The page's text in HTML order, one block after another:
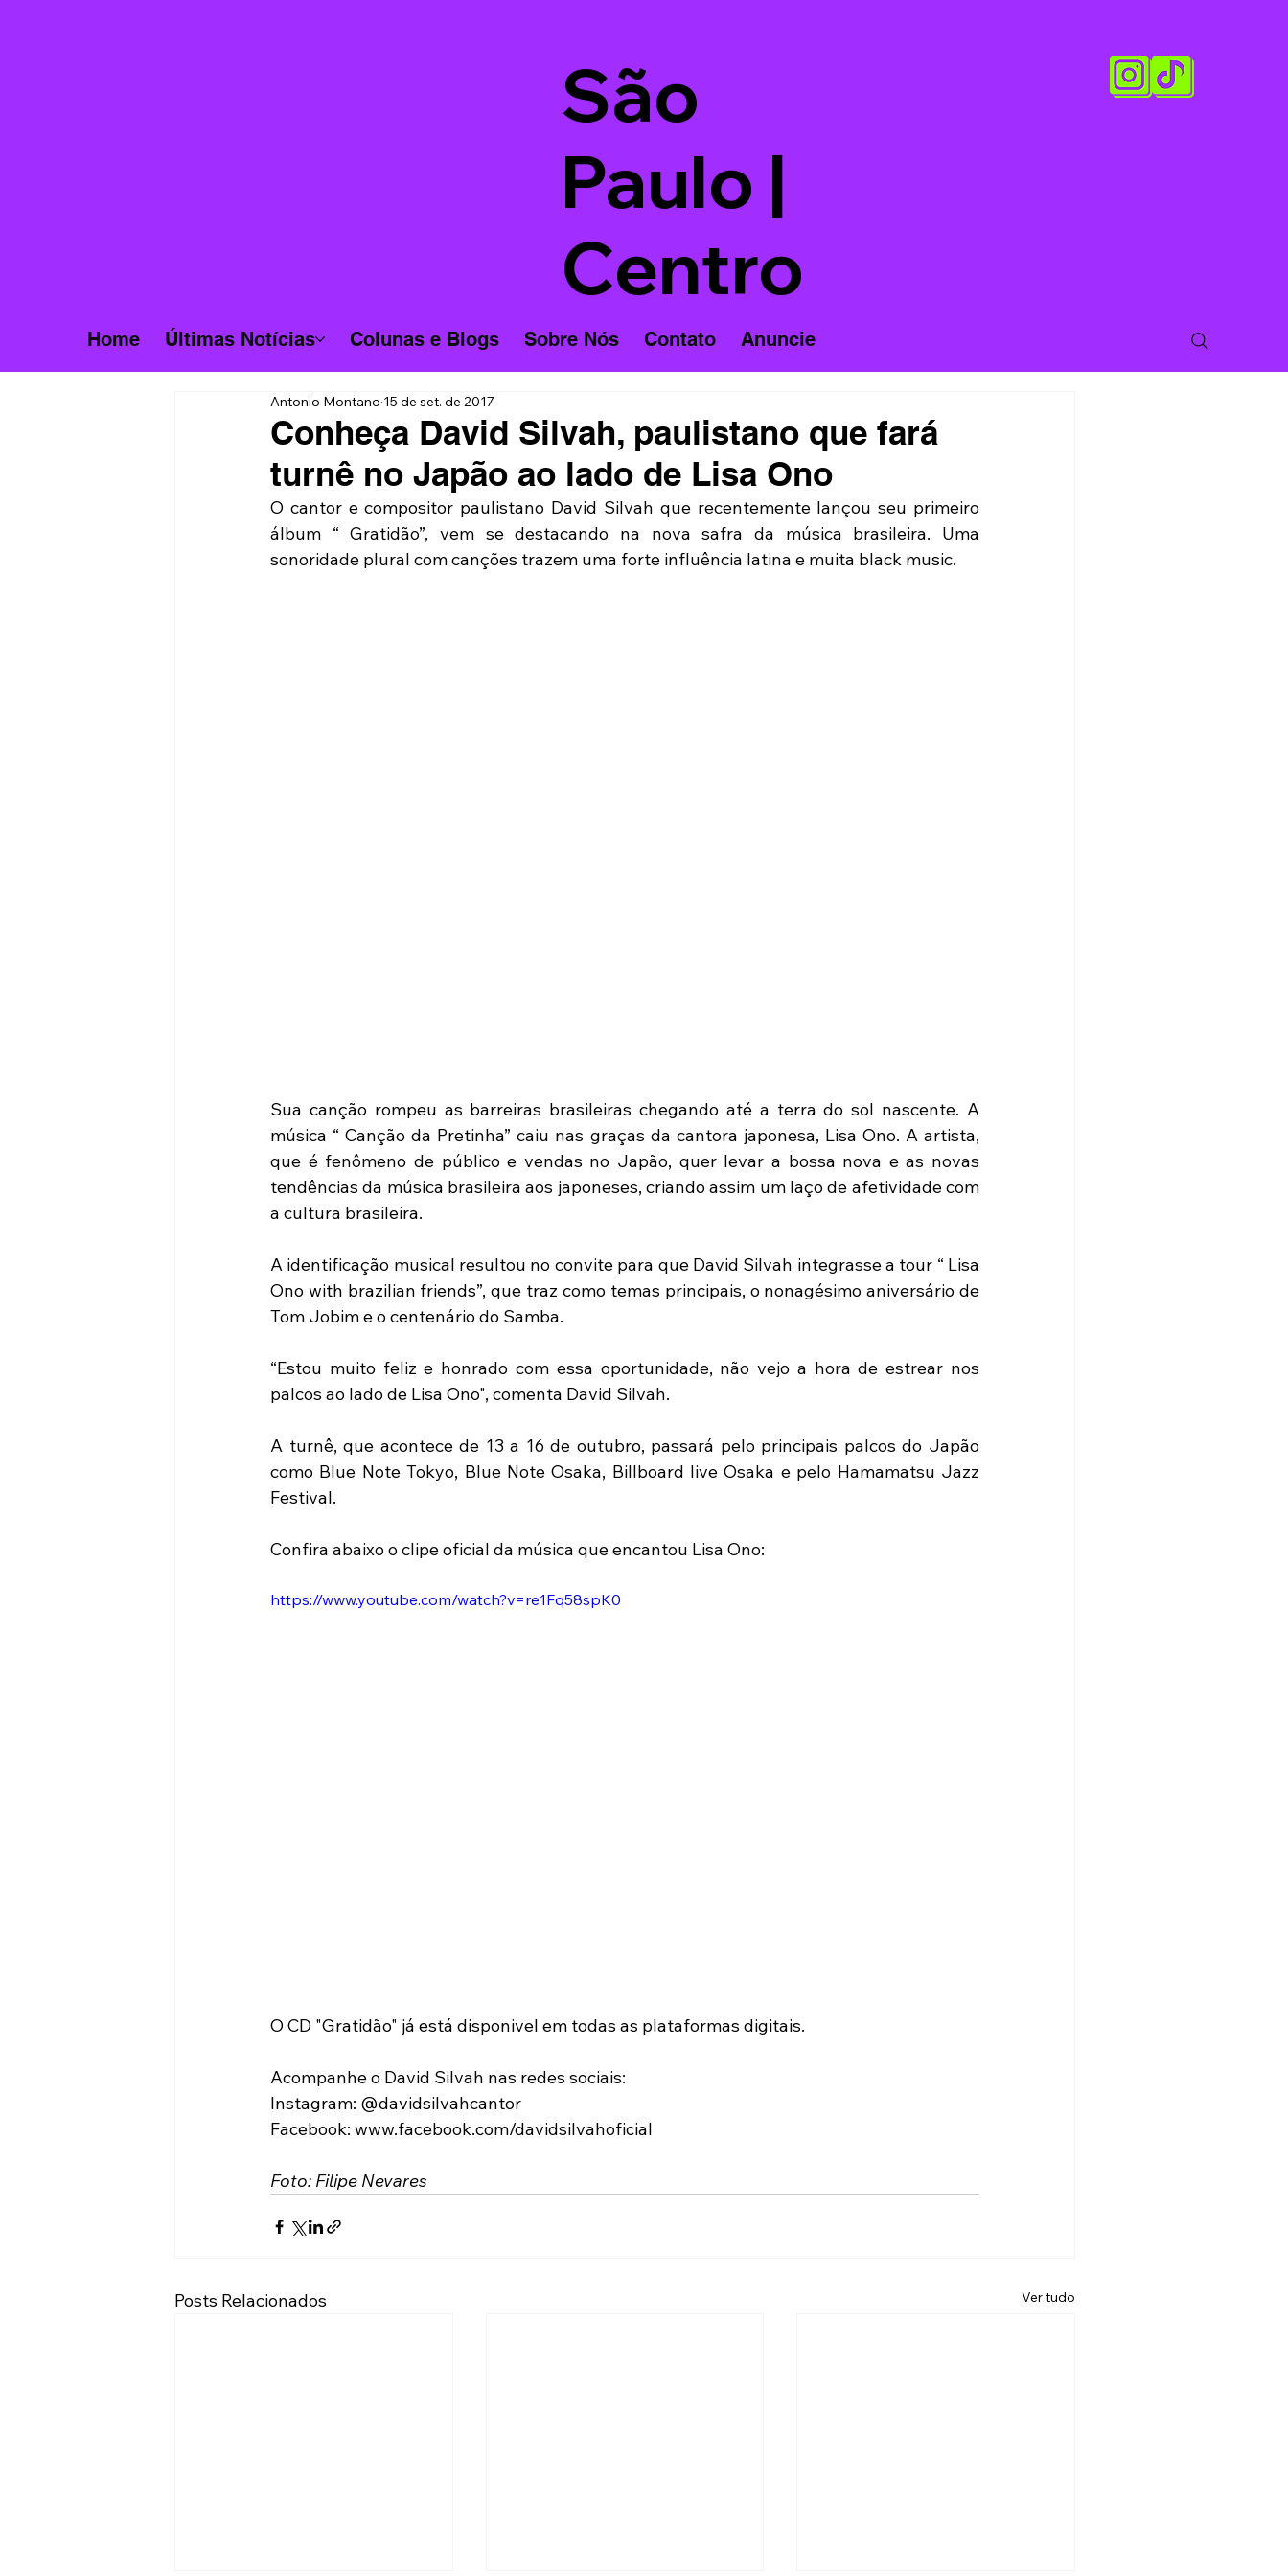
São
Paulo |
Centro
Home Últimas Notícias Colunas e Blogs Sobre Nós Contato Anuncie
Conheça David Silvah, paulistano que fará
turnê no Japão ao lado de Lisa Ono
Antonio Montano 15 de set. de 2017
O cantor e compositor paulistano David Silvah que recentemente lançou seu primeiro
álbum “ Gratidão”, vem se destacando na nova safra da música brasileira. Uma
sonoridade plural com canções trazem uma forte influência latina e muita black music.
Sua canção rompeu as barreiras brasileiras chegando até a terra do sol nascente. A
música “ Canção da Pretinha” caiu nas graças da cantora japonesa, Lisa Ono. A artista,
que é fenômeno de público e vendas no Japão, quer levar a bossa nova e as novas
tendências da música brasileira aos japoneses, criando assim um laço de afetividade com
a cultura brasileira.
A identificação musical resultou no convite para que David Silvah integrasse a tour “ Lisa
Ono with brazilian friends”, que traz como temas principais, o nonagésimo aniversário de
Tom Jobim e o centenário do Samba.
“Estou muito feliz e honrado com essa oportunidade, não vejo a hora de estrear nos
palcos ao lado de Lisa Ono", comenta David Silvah.
A turnê, que acontece de 13 a 16 de outubro, passará pelo principais palcos do Japão
como Blue Note Tokyo, Blue Note Osaka, Billboard live Osaka e pelo Hamamatsu Jazz
Festival.
Confira abaixo o clipe oficial da música que encantou Lisa Ono:
https://www.youtube.com/watch?v=re1Fq58spK0
O CD "Gratidão" já está disponivel em todas as plataformas digitais.
Acompanhe o David Silvah nas redes sociais:
Instagram: @davidsilvahcantor
Facebook: www.facebook.com/davidsilvahoficial
Foto: Filipe Nevares
Posts Relacionados Ver tudo